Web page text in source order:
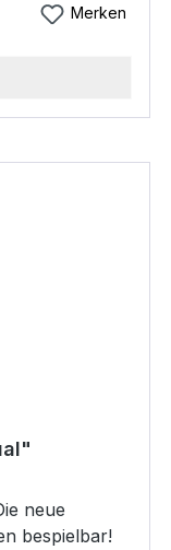
Die Cajon la
4019
ca.
7-Lagen
punchiger
mit der im
Merken
neue
bespielbar!